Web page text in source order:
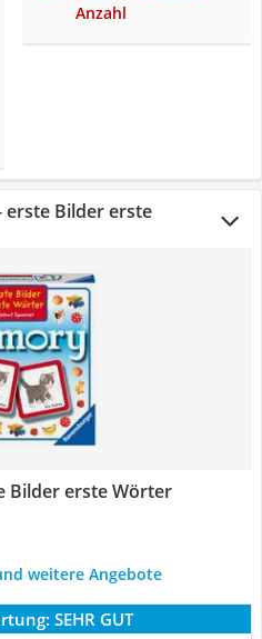
Anzahl
erste Bilder erste
Bilder erste Wörter
weitere Angebote
SEHR GUT